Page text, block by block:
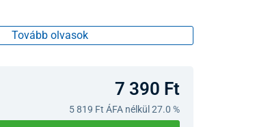
Tovább olvasok
7 390 Ft
5 819 Ft ÁFA nélkül 27.0 %